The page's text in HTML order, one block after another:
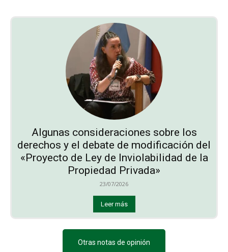
Algunas consideraciones sobre los
derechos y el debate de modificación del
«Proyecto de Ley de Inviolabilidad de la
Propiedad Privada»
23/07/2026
Leer más
Otras notas de opinión